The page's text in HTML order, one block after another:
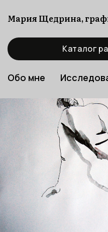
Мария Щедрина,
Каталог
Обо мне